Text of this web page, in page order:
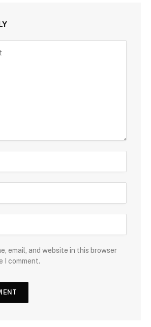
email, and website in this browser
I comment.